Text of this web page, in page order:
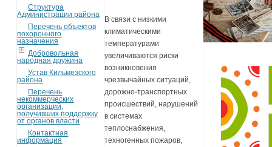
Структура
Администрации района
Перечень объектов
похоронного
назначения
Добровольная
народная дружина
Устав Кильмезского
района
Перечень
некоммерческих
организаций,
получивших поддержку
от органов власти
Контактная
информация
В связи с низкими
климатическими
температурами
увеличиваются риски
возникновения
чрезвычайных ситуаций,
дорожно-транспортных
происшествий, нарушений
в системах
теплоснабжения,
техногенных пожаров,